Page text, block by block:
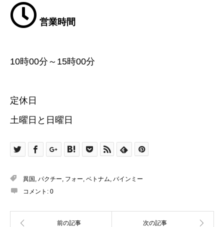
営業時間
10時00分～15時00分
定休日
土曜日と日曜日
異国 , パクチー, フォー, ベトナム, バインミー
コメント: 0